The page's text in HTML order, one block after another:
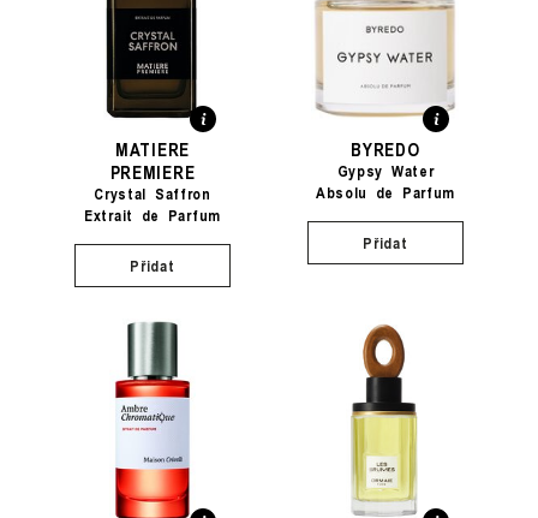
MATIERE
PREMIERE
Crystal Saffron
Extrait de Parfum
Přidat
BYREDO
Gypsy Water
Absolu de Parfum
Přidat